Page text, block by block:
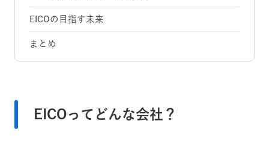
EICOの目指す未来
まとめ
EICOってどんな会社？